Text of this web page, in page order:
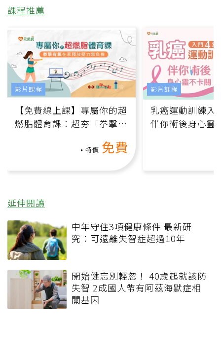
課程推薦
【免費線上課】專屬你的超
燃脂體育課：超夯「拳擊有
特價 免費
影片課程
乳癌運動訓練入
伴你術後身心靈
影片課程
延伸閱讀
中年守住3項健康條件 最新研
究：可遠離失智症超過10年
開始健忘別輕忽！ 40歲起就該防
失智 2成國人帶有阿茲海默症相
關基因